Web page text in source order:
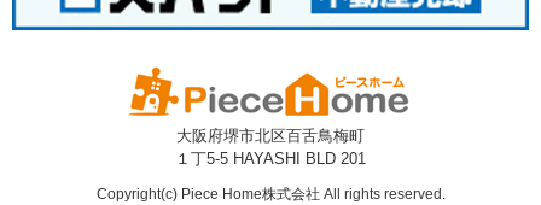
大阪府堺市北区百舌鳥梅町
１丁5-5 HAYASHI BLD 201
Copyright(c) Piece Home株式会社 All rights reserved.